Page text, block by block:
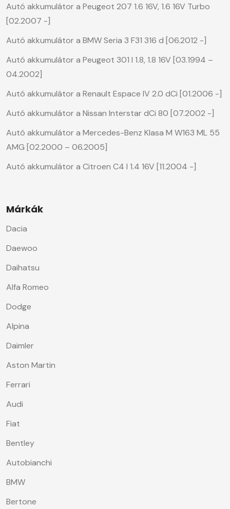
Autó akkumulátor a Peugeot 207 1.6 16V, 1.6 16V Turbo
[02.2007 -]
Autó akkumulátor a BMW Seria 3 F31 316 d [06.2012 -]
Autó akkumulátor a Peugeot 301 I 1.8, 1.8 16V [03.1994 –
04.2002]
Autó akkumulátor a Renault Espace IV 2.0 dCi [01.2006 -]
Autó akkumulátor a Nissan Interstar dCi 80 [07.2002 -]
Autó akkumulátor a Mercedes-Benz Klasa M W163 ML 55
AMG [02.2000 – 06.2005]
Autó akkumulátor a Citroen C4 I 1.4 16V [11.2004 -]
Márkák
Dacia
Daewoo
Daihatsu
Alfa Romeo
Dodge
Alpina
Daimler
Aston Martin
Ferrari
Audi
Fiat
Bentley
Autobianchi
BMW
Bertone